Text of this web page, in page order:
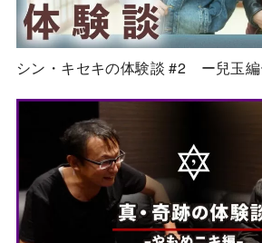
シン・キセキの体験談 #2 ー兒玉